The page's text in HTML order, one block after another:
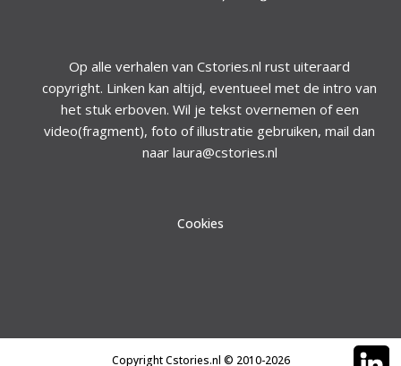
Op alle verhalen van Cstories.nl rust uiteraard
copyright. Linken kan altijd, eventueel met de intro van
het stuk erboven. Wil je tekst overnemen of een
video(fragment), foto of illustratie gebruiken, mail dan
naar laura@cstories.nl
Cookies
Copyright Cstories.nl © 2010-2026